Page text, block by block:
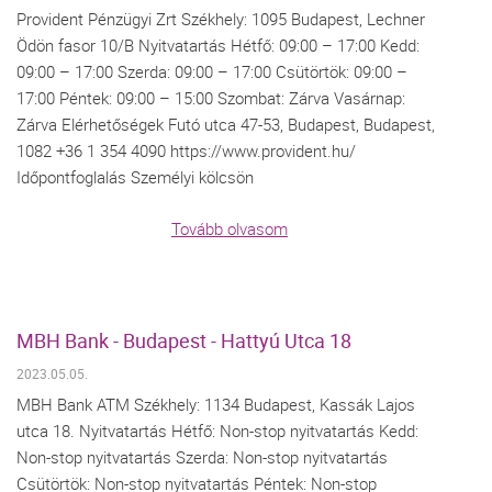
Provident Pénzügyi Zrt Székhely: 1095 Budapest, Lechner
Ödön fasor 10/B Nyitvatartás Hétfő: 09:00 – 17:00 Kedd:
09:00 – 17:00 Szerda: 09:00 – 17:00 Csütörtök: 09:00 –
17:00 Péntek: 09:00 – 15:00 Szombat: Zárva Vasárnap:
Zárva Elérhetőségek Futó utca 47-53, Budapest, Budapest,
1082 +36 1 354 4090 https://www.provident.hu/
Időpontfoglalás Személyi kölcsön
Tovább olvasom
MBH Bank - Budapest - Hattyú Utca 18
2023.05.05.
MBH Bank ATM Székhely: 1134 Budapest, Kassák Lajos
utca 18. Nyitvatartás Hétfő: Non-stop nyitvatartás Kedd:
Non-stop nyitvatartás Szerda: Non-stop nyitvatartás
Csütörtök: Non-stop nyitvatartás Péntek: Non-stop